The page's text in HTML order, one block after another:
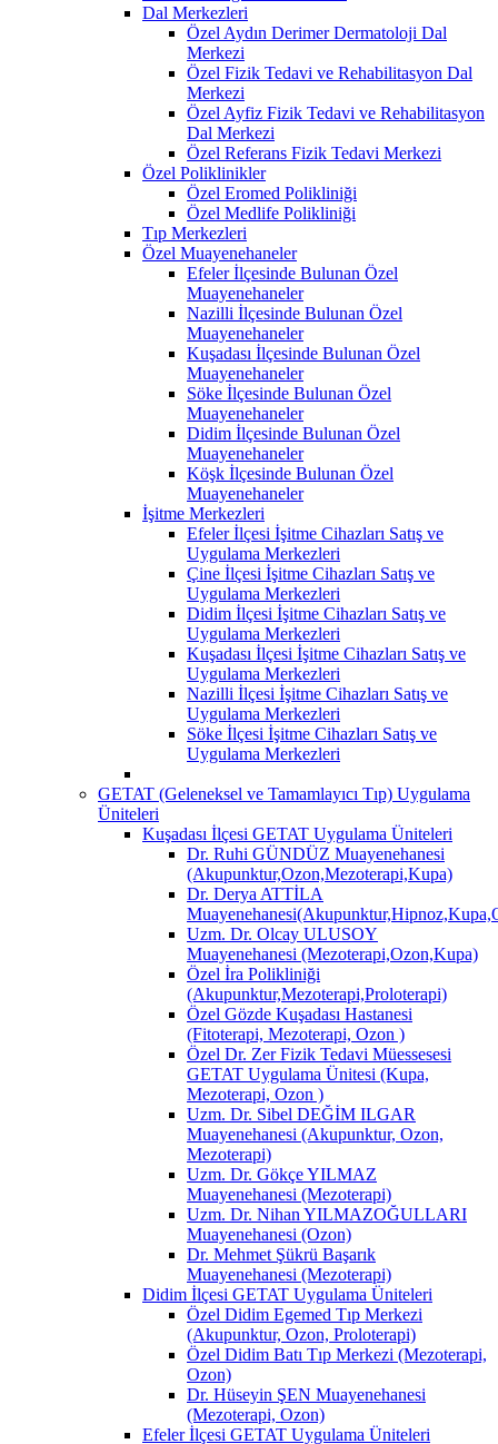
Dal Merkezleri
Özel Aydın Derimer Dermatoloji Dal
Merkezi
Özel Fizik Tedavi ve Rehabilitasyon Dal
Merkezi
Özel Ayfiz Fizik Tedavi ve Rehabilitasyon
Dal Merkezi
Özel Referans Fizik Tedavi Merkezi
Özel Poliklinikler
Özel Eromed Polikliniği
Özel Medlife Polikliniği
Tıp Merkezleri
Özel Muayenehaneler
Efeler İlçesinde Bulunan Özel
Muayenehaneler
Nazilli İlçesinde Bulunan Özel
Muayenehaneler
Kuşadası İlçesinde Bulunan Özel
Muayenehaneler
Söke İlçesinde Bulunan Özel
Muayenehaneler
Didim İlçesinde Bulunan Özel
Muayenehaneler
Köşk İlçesinde Bulunan Özel
Muayenehaneler
İşitme Merkezleri
Efeler İlçesi İşitme Cihazları Satış ve
Uygulama Merkezleri
Çine İlçesi İşitme Cihazları Satış ve
Uygulama Merkezleri
Didim İlçesi İşitme Cihazları Satış ve
Uygulama Merkezleri
Kuşadası İlçesi İşitme Cihazları Satış ve
Uygulama Merkezleri
Nazilli İlçesi İşitme Cihazları Satış ve
Uygulama Merkezleri
Söke İlçesi İşitme Cihazları Satış ve
Uygulama Merkezleri
GETAT (Geleneksel ve Tamamlayıcı Tıp) Uygulama
Üniteleri
Kuşadası İlçesi GETAT Uygulama Üniteleri
Dr. Ruhi GÜNDÜZ Muayenehanesi
(Akupunktur,Ozon,Mezoterapi,Kupa)
Dr. Derya ATTİLA
Uzm. Dr. Olcay ULUSOY
Muayenehanesi (Mezoterapi,Ozon,Kupa)
Özel İra Polikliniği
(Akupunktur,Mezoterapi,Proloterapi)
Özel Gözde Kuşadası Hastanesi
(Fitoterapi, Mezoterapi, Ozon )
Özel Dr. Zer Fizik Tedavi Müessesesi
GETAT Uygulama Ünitesi (Kupa,
Mezoterapi, Ozon )
Uzm. Dr. Sibel DEĞİM ILGAR
Muayenehanesi (Akupunktur, Ozon,
Mezoterapi)
Uzm. Dr. Gökçe YILMAZ
Muayenehanesi (Mezoterapi)
Uzm. Dr. Nihan YILMAZOĞULLARI
Muayenehanesi (Ozon)
Dr. Mehmet Şükrü Başarık
Muayenehanesi (Mezoterapi)
Didim İlçesi GETAT Uygulama Üniteleri
Özel Didim Egemed Tıp Merkezi
(Akupunktur, Ozon, Proloterapi)
Özel Didim Batı Tıp Merkezi (Mezoterapi,
Ozon)
Dr. Hüseyin ŞEN Muayenehanesi
(Mezoterapi, Ozon)
Efeler İlçesi GETAT Uygulama Üniteleri